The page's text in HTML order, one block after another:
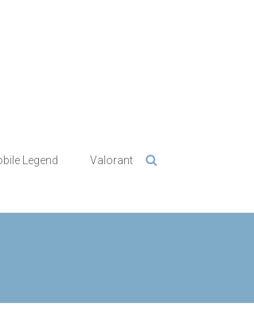
Legend Valorant